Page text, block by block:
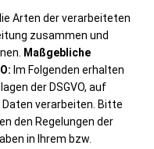
Arten der verarbeiteten
zusammen und
Maßgebliche
Im Folgenden erhalten
der DSGVO, auf
verarbeiten. Bitte
den Regelungen der
in Ihrem bzw.